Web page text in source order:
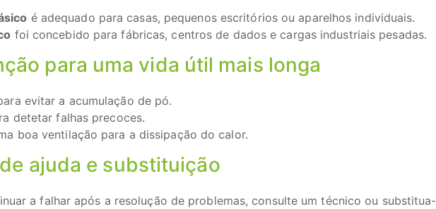
é adequado para casas, pequenos escritórios ou aparelhos individuais.
foi concebido para fábricas, centros de dados e cargas industriais pesadas.
para uma vida útil mais longa
evitar a acumulação de pó.
detetar falhas precoces.
boa ventilação para a dissipação do calor.
ajuda e substituição
a falhar após a resolução de problemas, consulte um técnico ou substitua-